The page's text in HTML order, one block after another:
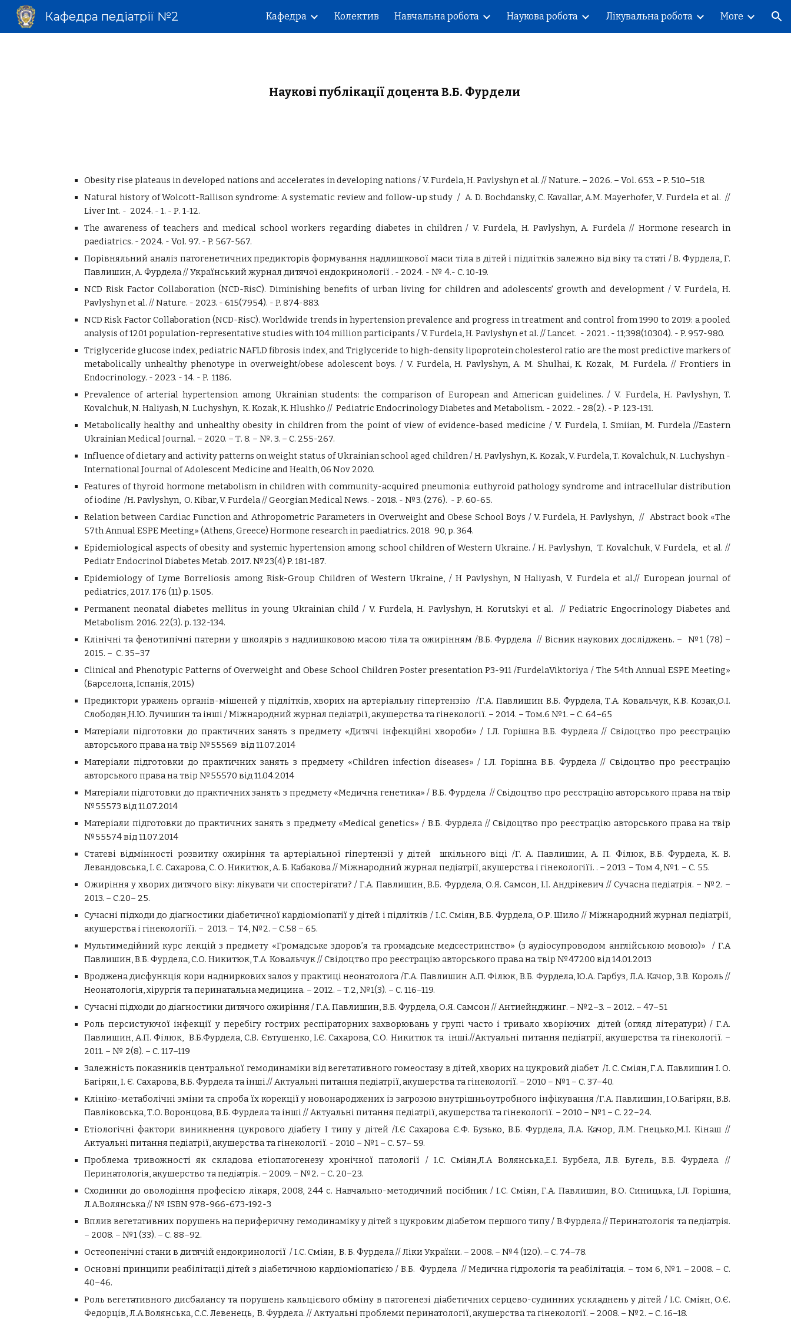
Skip to main content Skip to navigation
Кафедра педіатрії №2 Кафедра Колектив Навчальна робота Наукова робота Лікувальна робота More
Наукові публікації доцентаВ.Б. Фурдели
Obesity rise plateaus in developed nations and accelerates in developing nations / V. Furdela, H. Pavlyshyn et al. // Nature. – 2026. – Vol. 653. – P. 510–518.
Natural history of Wolcott-Rallison syndrome: A systematic review and follow-up study / A. D. Bochdansky, C. Kavallar, A.M. Mayerhofer, V. Furdela et al. //
Liver Int. - 2024. - 1. - Р. 1-12.
The awareness of teachers and medical school workers regarding diabetes in children / V. Furdela, H. Pavlyshyn,A.Furdela// Hormone research in
paediatrics. - 2024. - Vol. 97. - P. 567-567.
Порівняльний аналіз патогенетичних предикторів формування надлишкової маси тіла в дітей і підлітків залежно від віку та статі / В. Фурдела, Г.
Павлишин, А. Фурдела // Український журнал дитячої ендокринології . - 2024. - № 4.- С. 10-19.
NCD Risk Factor Collaboration (NCD-RisC). Diminishing benefits of urban living for children and adolescents' growth and development / V. Furdela, H.
Pavlyshyn et al. //Nature. - 2023. - 615(7954). - P. 874-883.
NCD Risk Factor Collaboration (NCD-RisC). Worldwide trends in hypertension prevalence and progress in treatment and control from 1990 to 2019: a pooled
analysis of 1201 population-representative studies with 104 million participants / V. Furdela, H. Pavlyshyn et al. //Lancet. - 2021 . - 11;398(10304). - P. 957-980.
Triglyceride glucose index, pediatric NAFLD fibrosis index, and Triglyceride to high-density lipoprotein cholesterol ratio are the most predictive markers of
metabolically unhealthy phenotype in overweight/obese adolescent boys. / V. Furdela, H. Pavlyshyn, A. M. Shulhai, K. Kozak, M. Furdela. // Frontiers in
Endocrinology. - 2023. - 14. - P. 1186.
Prevalence of arterial hypertension among Ukrainian students: the comparison of European and American guidelines. / V. Furdela, H. Pavlyshyn, T.
Kovalchuk, N. Haliyash,N. Luchyshyn, K. Kozak, K. Hlushkо // Pediatric Endocrinology Diabetes and Metabolism. - 2022. - 28(2). - Р. 123-131.
Metabolically healthy and unhealthy obesity in children from the point of view of evidence-based medicine /V. Furdela, I.Smiian, M. Furdela //Eastern
Ukrainian Medical Journal. – 2020. – Т. 8. – №. 3. – С. 255-267.
Influence of dietary and activity patterns on weight status of Ukrainian school aged children /H. Pavlyshyn,K. Kozak, V. Furdela, T. Kovalchuk, N. Luchyshyn -
International Journal of Adolescent Medicine and Health, 06 Nov 2020.
Features of thyroid hormone metabolism in children with community-acquired pneumonia: euthyroid pathology syndrome and intracellular distribution
of iodine /H. Pavlyshyn, О. Kibar, V. Furdela // Georgian Medical News. - 2018. - №3. (276). - Р. 60-65.
Relation between Cardiac Function and Athropometric Parameters in Overweight and Obese School Boys / V. Furdela, H. Pavlyshyn, // Abstract book «The
57th Annual ESPE Meeting» (Athens, Greece) Hormone research in paediatrics. 2018. 90, p. 364.
Epidemiological aspects of obesity and systemic hypertension among school children of Western Ukraine. / H. Pavlyshyn, T. Kovalchuk, V. Furdela, et al. //
Pediatr Endocrinol Diabetes Metab. 2017. №23(4) P. 181-187.
Epidemiology of Lyme Borreliosis among Risk-Group Children of Western Ukraine, / H Pavlyshyn, N Haliyash, V. Furdela et al.// European journal of
pediatrics, 2017. 176 (11) p. 1505.
Permanent neonatal diabetes mellitus in young Ukrainіan child / V. Furdela, H. Pavlyshyn, H. Korutskyi et al. // Pediatric Engocrinology Diabetes and
Metabolism. 2016. 22(3). p. 132-134.
Клінічні та фенотипічні патерни у школярів з надлишковою масою тіла та ожирінням /В.Б. Фурдела // Вісник наукових досліджень. – №1 (78) –
2015. – С. 35–37
Clinical and Phenotypic Patterns of Overweight and Obese School Children Poster presentation P3-911 /FurdelaViktoriya / The 54th Annual ESPE Meeting»
(Барселона, Іспанія, 2015)
Предиктори уражень органів-мішеней у підлітків, хворих на артеріальну гіпертензію /Г.А. Павлишин В.Б. Фурдела, Т.А. Ковальчук, К.В. Козак,О.І.
Слободян,Н.Ю. Лучишин та інші / Міжнародний журнал педіатрії, акушерства та гінекології. – 2014. – Том.6 №1. – С. 64–65
Матеріали підготовки до практичних занять з предмету «Дитячі інфекційні хвороби» / І.Л. Горішна В.Б. Фурдела // Свідоцтво про реєстрацію
авторського права на твір №55569 від 11.07.2014
Матеріали підготовки до практичних занять з предмету «Children infection diseases» / І.Л. Горішна В.Б. Фурдела // Свідоцтво про реєстрацію
авторського права на твір №55570 від 11.04.2014
Матеріали підготовки до практичних занять з предмету «Медична генетика» / В.Б. Фурдела // Свідоцтво про реєстрацію авторського права на твір
№55573 від 11.07.2014
Матеріали підготовки до практичних занять з предмету «Medical genetics» / В.Б. Фурдела // Свідоцтво про реєстрацію авторського права на твір
№55574 від 11.07.2014
Статеві відмінності розвитку ожиріння та артеріальної гіпертензії у дітей шкільного віці /Г. А. Павлишин, А. П. Філюк, В.Б. Фурдела, К. В.
Левандовська, І. Є. Сахарова, С. О. Никитюк, А. Б. Кабакова //Міжнародний журнал педіатрії, акушерства і гінекологіїї. . – 2013. – Том 4, №1. – С. 55.
Ожиріння у хворих дитячого віку: лікувати чи спостерігати? / Г.А. Павлишин, В.Б. Фурдела, О.Я. Самсон, І.І. Андрікевич // Сучасна педіатрія. – №2. –
2013. – С.20– 25.
Сучасні підходи до діагностики діабетичної кардіоміопатії у дітей і підлітків / І.С. Сміян, В.Б. Фурдела, О.Р. Шило // Міжнародний журнал педіатрії,
акушерства і гінекологіїї. – 2013. – Т4, №2. – С.58 – 65.
Мультимедійний курс лекцій з предмету «Громадське здоров’я та громадське медсестринство» (з аудіосупроводом англійською мовою)» / Г.А
Павлишин, В.Б. Фурдела, С.О. Никитюк, Т.А. Ковальчук // Свідоцтво про реєстрацію авторського права на твір №47200 від 14.01.2013
Вроджена дисфункція кори надниркових залоз у практиці неонатолога /Г.А. Павлишин А.П. Філюк, В.Б. Фурдела, Ю.А. Гарбуз, Л.А. Качор, З.В. Король //
Неонатологія, хірургія та перинатальна медицина. – 2012. – Т.2, №1(3). – С. 116–119.
Сучасні підходи до діагностики дитячого ожиріння / Г.А. Павлишин, В.Б. Фурдела, О.Я. Самсон // Антиейнджинг. – №2–3. – 2012. – 47–51
Роль персистуючої інфекції у перебігу гострих респіраторних захворювань у групі часто і тривало хворіючих дітей (огляд літератури) / Г.А.
Павлишин, А.П. Філюк, В.Б.Фурдела, С.В. Євтушенко, І.Є. Сахарова, С.О. Никитюк та інші.//Актуальні питання педіатрії, акушерства та гінекології. –
2011. – № 2(8). – С. 117–119
Залежність показників центральної гемодинаміки від вегетативного гомеостазу в дітей, хворих на цукровий діабет /І. С. Сміян, Г.А. Павлишин І. О.
Багірян, І. Є. Сахарова, В.Б. Фурдела та інші.// Актуальні питання педіатрії, акушерства та гінекології. – 2010 – №1 – С. 37–40.
Клініко-метаболічні зміни та спроба їх корекції у новонароджених із загрозою внутрішньоутробного інфікування /Г.А. Павлишин, І.О.Багірян, В.В.
Павліковська, Т.О. Воронцова, В.Б. Фурдела та інші // Актуальні питання педіатрії, акушерства та гінекології. – 2010 – №1 – С. 22–24.
Етіологічні фактори виникнення цукрового діабету І типу у дітей /І.Є Cахарова Є.Ф. Бузько, В.Б. Фурдела, Л.А. Качор, Л.М. Гнецько,М.І. Кінаш //
Актуальні питання педіатрії, акушерства та гінекології. - 2010 – №1 – С. 57– 59.
Проблема тривожності як складова етіопатогенезу хронічної патології / І.С. Сміян,Л.А Волянська,Е.І. Бурбела, Л.В. Бугель, В.Б. Фурдела. //
Перинатологія, акушерство та педіатрія. – 2009. – №2. – С. 20–23.
Сходинки до оволодіння професією лікаря, 2008, 244 с. Навчально-методичний посібник / І.С. Сміян,Г.А.Павлишин, В.О. Синицька,І.Л.Горішна,
Л.А.Волянська // № ISBN 978-966-673-192-3
Вплив вегетативних порушень на пери­фе­ричну гемодинаміку у дітей з цукровим діабетом першого типу / В.Фурдела // Перинатологія та педіатрія.
– 2008. – №1 (33). – С. 88–92.
Остеопенічні стани в дитячій ендокринології / І.С. Сміян, В. Б. Фурдела // Ліки Укра­їни. – 2008. – №4 (120). – С. 74–78.
Основні принципи реабілітації дітей з діабе­тичною кардіоміопатією / В.Б. Фурдела // Медична гідрологія та реабілітація. – том 6, №1. – 2008. – С.
40–46.
Роль вегетативного дисбалансу та порушень кальцієвого обміну в патогенезі діабетичних серцево-судинних ускладнень у дітей / І.С. Сміян, О.Є.
Федорців, Л.А.Волянська, С.С. Левенець, В. Фурдела. // Актуальні проблеми перинатології, аку­шерства та гінекології. – 2008. – №2. – С. 16–18.